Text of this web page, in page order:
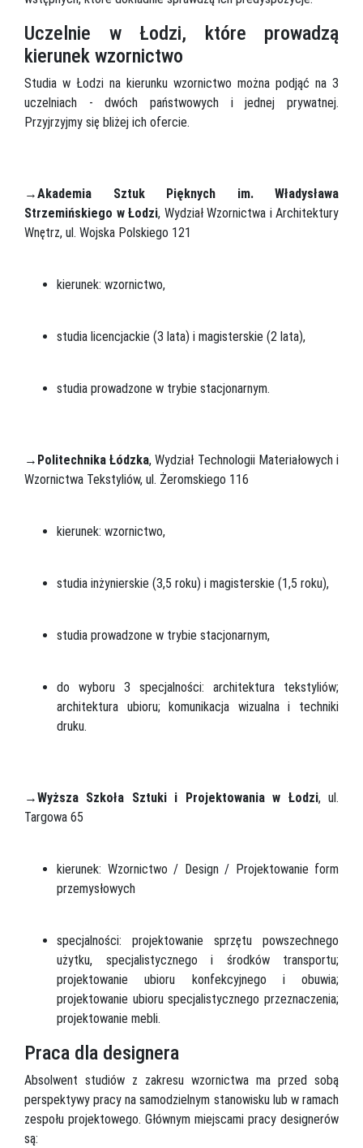
Uczelnie w Łodzi, które prowadzą
kierunek wzornictwo
Studia w Łodzi na kierunku wzornictwo można podjąć na 3
uczelniach - dwóch państwowych i jednej prywatnej.
Przyjrzyjmy się bliżej ich ofercie.
→Akademia Sztuk Pięknych im. Władysława
Strzemińskiego w Łodzi, Wydział Wzornictwa i Architektury
Wnętrz, ul. Wojska Polskiego 121
kierunek: wzornictwo,
studia licencjackie (3 lata) i magisterskie (2 lata),
studia prowadzone w trybie stacjonarnym.
→ Politechnika Łódzka, Wydział Technologii Materiałowych i
Wzornictwa Tekstyliów, ul. Żeromskiego 116
kierunek: wzornictwo,
studia inżynierskie (3,5 roku) i magisterskie (1,5 roku),
studia prowadzone w trybie stacjonarnym,
do wyboru 3 specjalności: architektura tekstyliów;
architektura ubioru; komunikacja wizualna i techniki
druku.
→Wyższa Szkoła Sztuki i Projektowania w Łodzi, ul.
Targowa 65
kierunek: Wzornictwo / Design / Projektowanie form
przemysłowych
specjalności: projektowanie sprzętu powszechnego
użytku, specjalistycznego i środków transportu;
projektowanie ubioru konfekcyjnego i obuwia;
projektowanie ubioru specjalistycznego przeznaczenia;
projektowanie mebli.
Praca dla designera
Absolwent studiów z zakresu wzornictwa ma przed sobą
perspektywy pracy na samodzielnym stanowisku lub w ramach
zespołu projektowego. Głównym miejscami pracy designerów
są: